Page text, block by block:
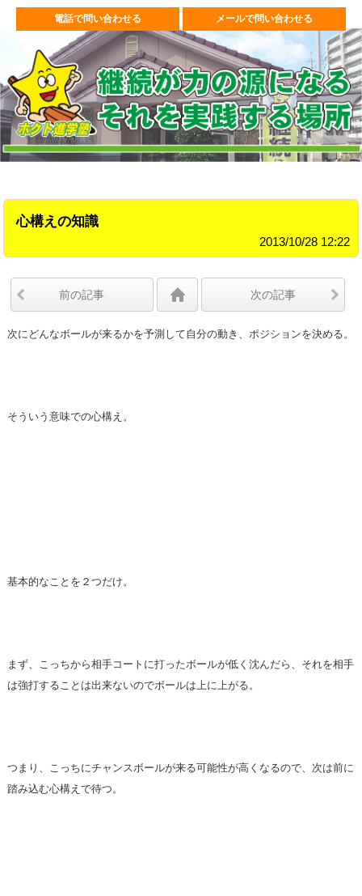
電話で問い合わせる メールで問い合わせる
心構えの知識
2013/10/28 12:22
前の記事 次の記事
次にどんなボールが来るかを予測して自分の動き、ポジションを決める。
そういう意味での心構え。
基本的なことを２つだけ。
まず、こっちから相手コートに打ったボールが低く沈んだら、それを相手
は強打することは出来ないのでボールは上に上がる。
つまり、こっちにチャンスボールが来る可能性が高くなるので、次は前に
踏み込む心構えで待つ。